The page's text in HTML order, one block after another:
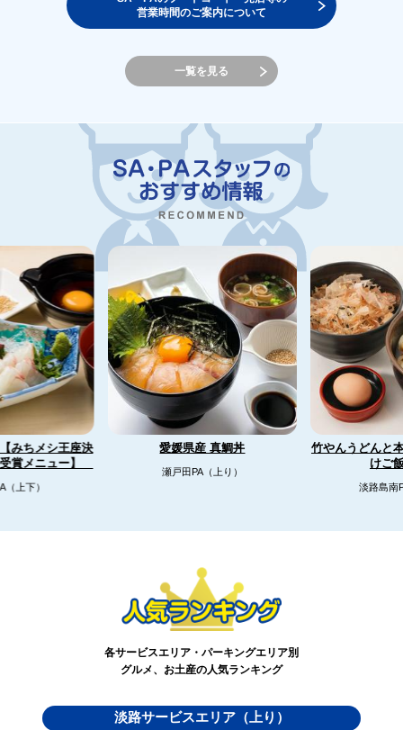
営業時間のご案内について
一覧を見る
みちメシ王座決
賞メニュー】
（上下）
愛媛県産 真鯛丼
瀬戸田PA（上り）
竹やんうどんと
けご
淡路島南
各サービスエリア・パーキングエリア別
グルメ、お土産の人気ランキング
淡路サービスエリア（上り）